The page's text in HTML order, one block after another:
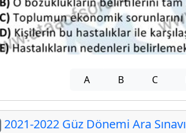
A B C
2021-2022 Güz Dönemi Ara Sınavı